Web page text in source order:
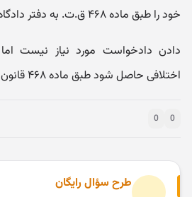
خود را طبق ماده ۴۶۸ ق.ت. به دفتر دادگاه تقدیم نمایند.
دادن دادخواست مورد نیاز نیست
اختلافی حاصل شود طبق ماده ۴۶۸ قانون مذکور اقدام خواهد شد.
0
0
طرح سؤال رایگان